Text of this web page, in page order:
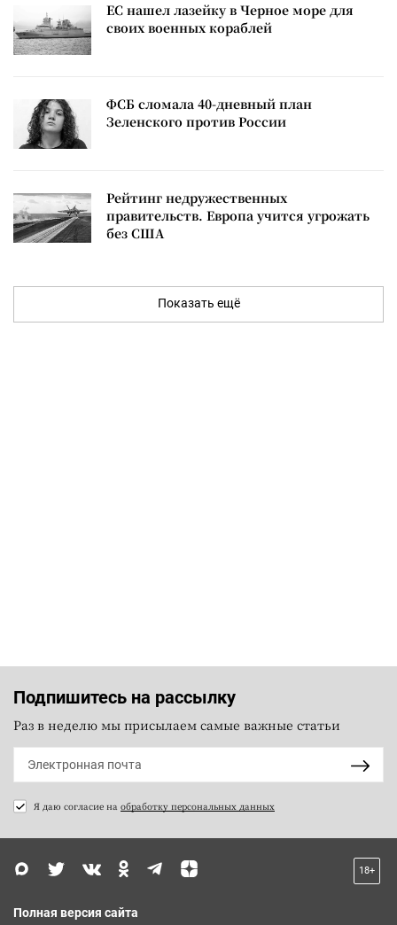
ЕС нашел лазейку в Черное море для
своих военных кораблей
ФСБ сломала 40-дневный план
Зеленского против России
Рейтинг недружественных
правительств. Европа учится угрожать
без США
Показать ещё
Подпишитесь на рассылку
Раз в неделю мы присылаем самые важные статьи
Я даю согласие на обработку персональных данных
18+
Полная версия сайта